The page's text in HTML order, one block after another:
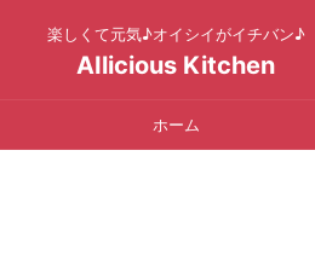
楽しくて元気♪オイシイがイチバン♪
AIlicious Kitchen
ホーム